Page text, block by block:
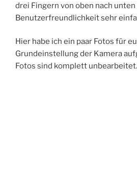
drei Fingern von oben nach
Benutzerfreundlichkeit sehr
Hier habe ich ein paar Fotos für
Grundeinstellung der Kamera
Fotos sind komplett unbearbeitet.